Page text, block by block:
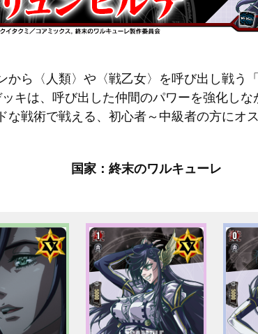
から〈人類〉や〈戦乙女〉を呼び出し戦う
キは、呼び出した仲間のパワーを強化しな
な戦術で戦える、初心者～中級者の方にオ
国家：終末のワルキューレ